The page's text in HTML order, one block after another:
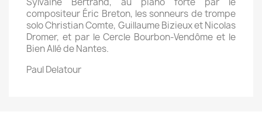
compositeur Éric Breton, les sonneurs de trompe
solo Christian Comte, Guillaume Bizieux et Nicolas
Dromer, et par le Cercle Bourbon-Vendôme et le
Bien Allé de Nantes.
Paul Delatour